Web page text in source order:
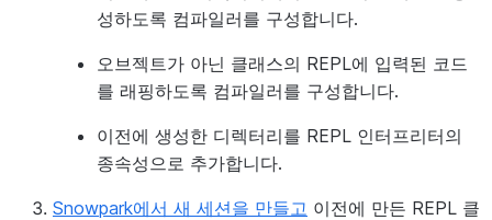
성하도록 컴파일러를 구성합니다.
오브젝트가 아닌 클래스의 REPL에 입력된 코드
를 래핑하도록 컴파일러를 구성합니다.
이전에 생성한 디렉터리를 REPL 인터프리터의
종속성으로 추가합니다.
Snowpark에서 새 세션을 만들고 이전에 만든 REPL 클